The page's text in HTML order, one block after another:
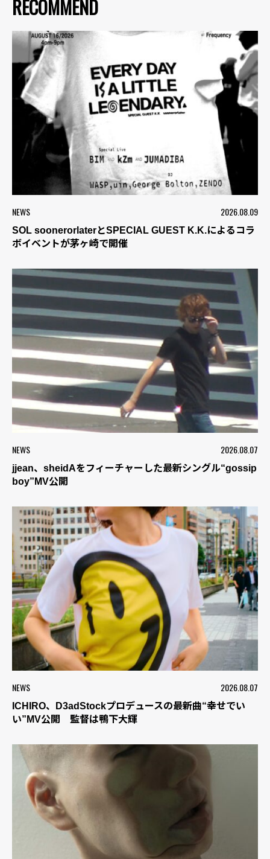
RECOMMEND
NEWS 2026.08.09
SOL soonerorlaterとSPECIAL GUEST K.K.によるコラ
ボイベントが茅ヶ崎で開催
NEWS 2026.08.07
jjean、sheidAをフィーチャーした最新シングル“gossip
boy”MV公開
NEWS 2026.08.07
ICHIRO、D3adStockプロデュースの最新曲“幸せでい
い”MV公開 監督は鴨下大輝